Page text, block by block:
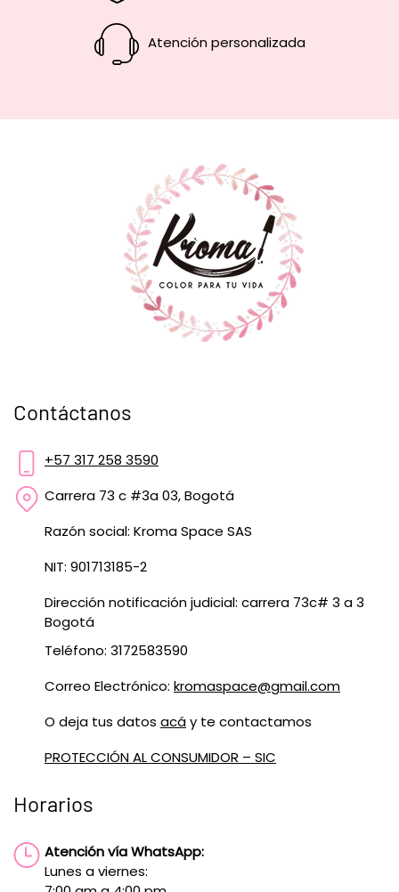
Atención personalizada
Contáctanos
+57 317 258 3590
Carrera 73 c #3a 03, Bogotá
Razón social: Kroma Space SAS
NIT: 901713185-2
Dirección notificación judicial: carrera 73c# 3 a 3
Bogotá
Teléfono: 3172583590
Correo Electrónico: kromaspace@gmail.com
O deja tus datos acáy te contactamos
PROTECCIÓN AL CONSUMIDOR – SIC
Horarios
Atención vía WhatsApp:
Lunes a viernes: